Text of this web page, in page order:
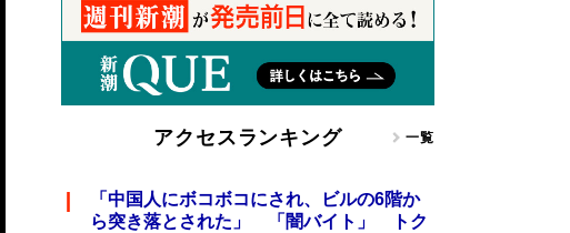
アクセスランキング 一覧
「中国人にボコボコにされ、ビルの6階か
ら突き落とされた」 「闇バイト」 トク